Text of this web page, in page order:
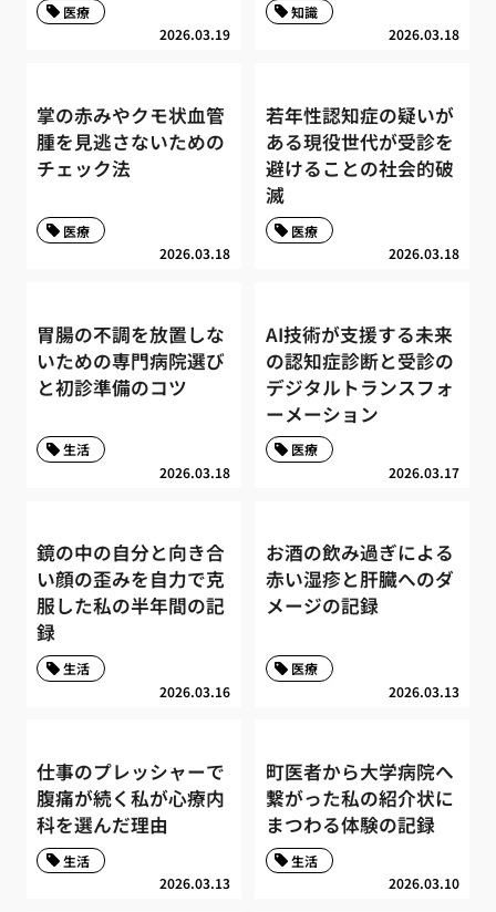
2026.03.19
医療
2026.03.18
知識
掌の赤みやクモ状血管
腫を見逃さないための
チェック法
2026.03.18
医療
若年性認知症の疑いが
ある現役世代が受診を
避けることの社会的破
滅
2026.03.18
医療
胃腸の不調を放置しな
いための専門病院選び
と初診準備のコツ
2026.03.18
生活
AI技術が支援する未来
の認知症診断と受診の
デジタルトランスフォ
ーメーション
2026.03.17
医療
鏡の中の自分と向き合
い顔の歪みを自力で克
服した私の半年間の記
録
2026.03.16
生活
お酒の飲み過ぎによる
赤い湿疹と肝臓へのダ
メージの記録
2026.03.13
医療
仕事のプレッシャーで
腹痛が続く私が心療内
科を選んだ理由
2026.03.13
生活
町医者から大学病院へ
繋がった私の紹介状に
まつわる体験の記録
2026.03.10
生活